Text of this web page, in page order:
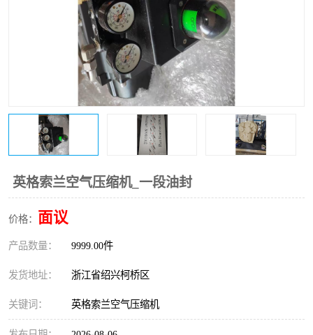
英格索兰空气压缩机_一段油封
价格： 面议
产品数量： 9999.00件
发货地址： 浙江省绍兴柯桥区
关键词： 英格索兰空气压缩机
英格索兰COOPER离心机 库伯卡麦隆离心机零件
微电脑控制器 离心式压缩机高速转子组
复盛离心机零件 中冷耐高温气侧密封胶垫
空气过滤器 阿特拉斯
冷却器 复盛FS-elliott离心机零件
CAMERON空压机维修 CAMERON空压机显示屏